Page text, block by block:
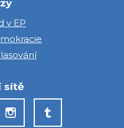
v EP
sítě